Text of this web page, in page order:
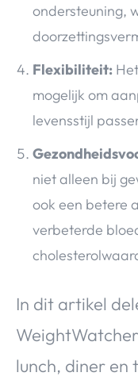
ondersteuning,
Flexibiliteit:
mogelijk om
levensstijl
niet alleen bij
ook een betere
verbeterde
In dit artikel
lunch, diner en